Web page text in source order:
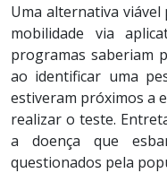
Uma alternativa
mobilidade via
programas saberiam
ao identificar uma
estiveram próximos a
realizar o teste.
a doença que
questionados pela